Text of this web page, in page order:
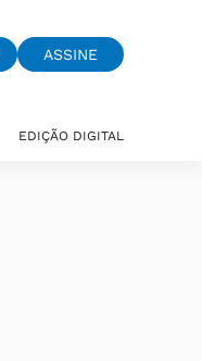
ASSINE
EDIÇÃO DIGITAL